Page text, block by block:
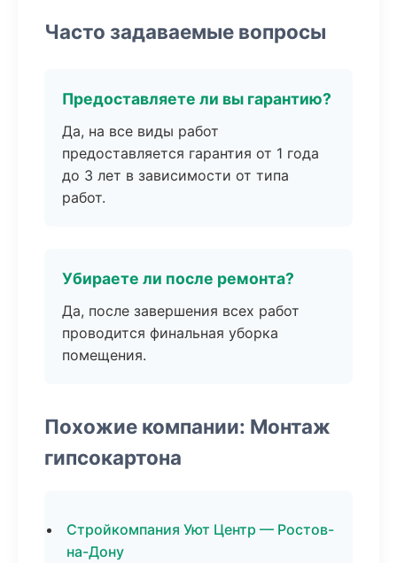
Часто задаваемые вопросы
Предоставляете ли вы гарантию?
Да, на все виды работ
предоставляется гарантия от 1 года
до 3 лет в зависимости от типа
работ.
Убираете ли после ремонта?
Да, после завершения всех работ
проводится финальная уборка
помещения.
Похожие компании: Монтаж
гипсокартона
Стройкомпания Уют Центр — Ростов-
на-Дону